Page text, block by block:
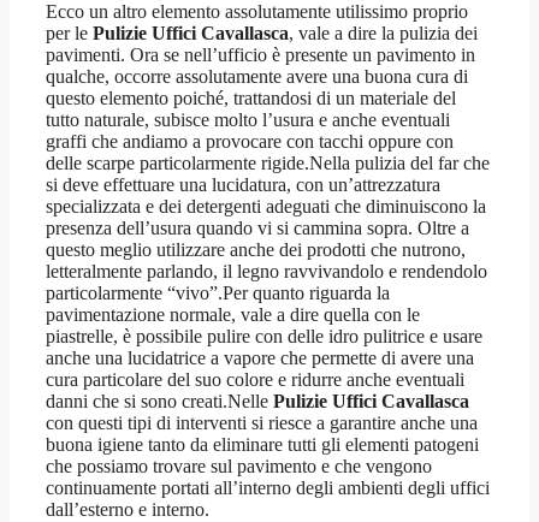
Ecco un altro elemento assolutamente utilissimo proprio
per le Pulizie Uffici Cavallasca, vale a dire la pulizia dei
pavimenti. Ora se nell’ufficio è presente un pavimento in
qualche, occorre assolutamente avere una buona cura di
questo elemento poiché, trattandosi di un materiale del
tutto naturale, subisce molto l’usura e anche eventuali
graffi che andiamo a provocare con tacchi oppure con
delle scarpe particolarmente rigide.Nella pulizia del far che
si deve effettuare una lucidatura, con un’attrezzatura
specializzata e dei detergenti adeguati che diminuiscono la
presenza dell’usura quando vi si cammina sopra. Oltre a
questo meglio utilizzare anche dei prodotti che nutrono,
letteralmente parlando, il legno ravvivandolo e rendendolo
particolarmente “vivo”.Per quanto riguarda la
pavimentazione normale, vale a dire quella con le
piastrelle, è possibile pulire con delle idro pulitrice e usare
anche una lucidatrice a vapore che permette di avere una
cura particolare del suo colore e ridurre anche eventuali
danni che si sono creati.Nelle Pulizie Uffici Cavallasca
con questi tipi di interventi si riesce a garantire anche una
buona igiene tanto da eliminare tutti gli elementi patogeni
che possiamo trovare sul pavimento e che vengono
continuamente portati all’interno degli ambienti degli uffici
dall’esterno e interno.